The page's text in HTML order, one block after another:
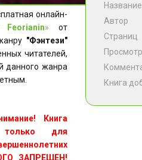
онлайн-
»
от
"Фэнтези"
читателей,
данного жанра
Книга
для
ЗАПРЕЩЕН!
Название
Автор
Страниц
Книга